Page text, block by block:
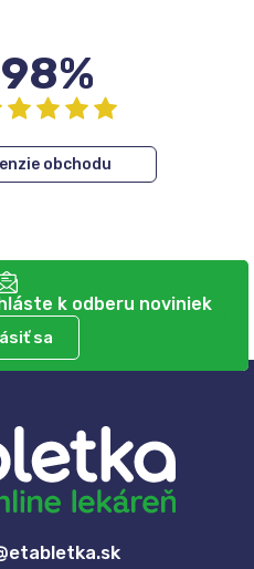
98%
obchodu
k odberu noviniek
sa